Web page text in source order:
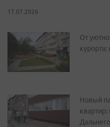
17.07.2026
От
Новый
квартир: